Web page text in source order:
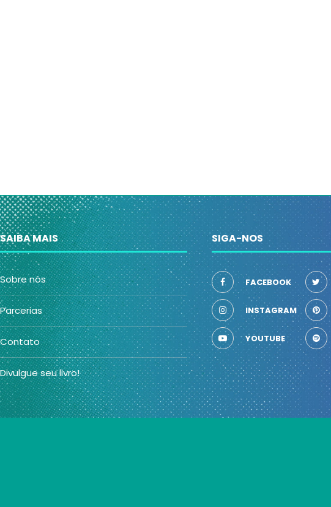
SAIBA MAIS
Sobre nós
Parcerias
Contato
Divulgue seu livro!
SIGA-NOS
FACEBOOK
INSTAGRAM
YOUTUBE